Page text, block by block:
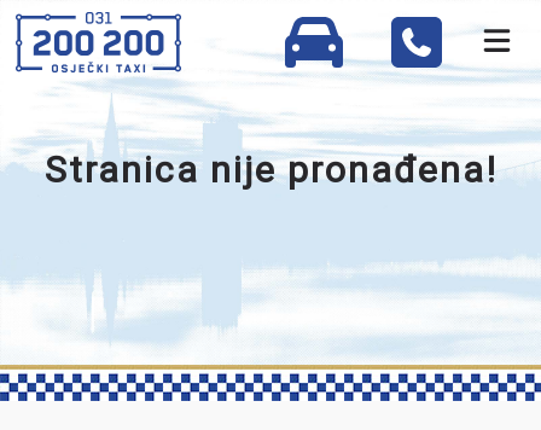
Stranica nije pronađena!